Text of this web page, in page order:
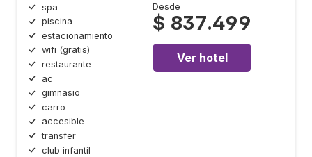
spa
piscina
estacionamiento
wifi (gratis)
restaurante
ac
gimnasio
carro
accesible
transfer
club infantil
Desde
$ 837.499
Ver hotel